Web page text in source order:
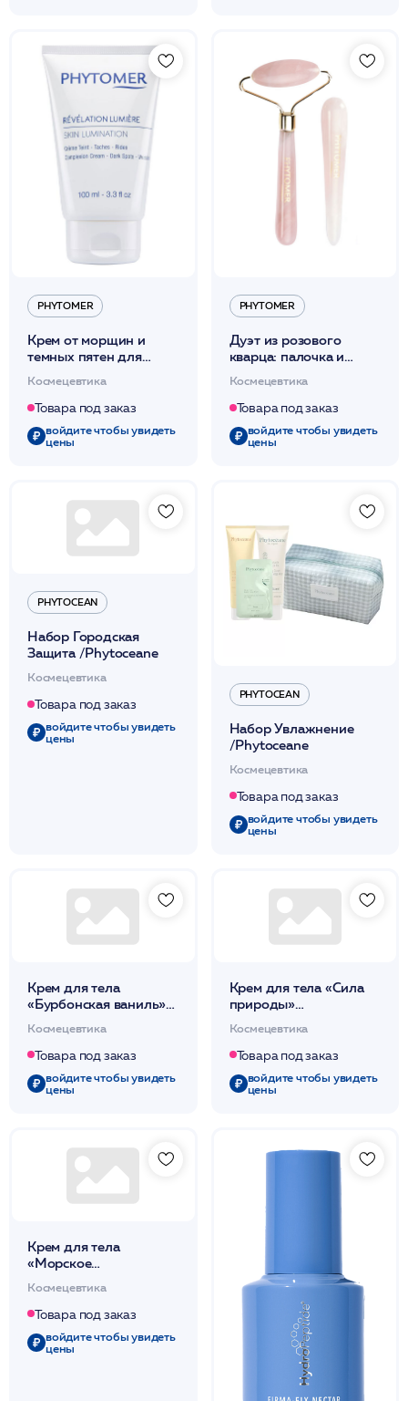
PHYTOMER
Крем от морщин и
темных пятен для
выравнивания тона
кожи 100мл /
PHYTOMER*
Космецевтика
Товара под заказ
войдите чтобы увидеть
цены
PHYTOMER
Дуэт из розового
кварца: палочка и
роллер / Supreme XMF/
PHYTOMER*
Космецевтика
Товара под заказ
войдите чтобы увидеть
цены
PHYTOCEAN
Набор Городская
Защита /Phytoceane
Космецевтика
Товара под заказ
войдите чтобы увидеть
цены
PHYTOCEAN
Набор Увлажнение
/Phytoceane
Космецевтика
Товара под заказ
войдите чтобы увидеть
цены
Крем для тела
«Бурбонская ваниль»
/DdP
Космецевтика
Товара под заказ
войдите чтобы увидеть
цены
Крем для тела «Сила
природы»
200мл /DdP
Космецевтика
Товара под заказ
войдите чтобы увидеть
цены
Крем для тела
«Морское
укрепляющий 200мл
/DdP
Космецевтика
Товара под заказ
войдите чтобы увидеть
цены